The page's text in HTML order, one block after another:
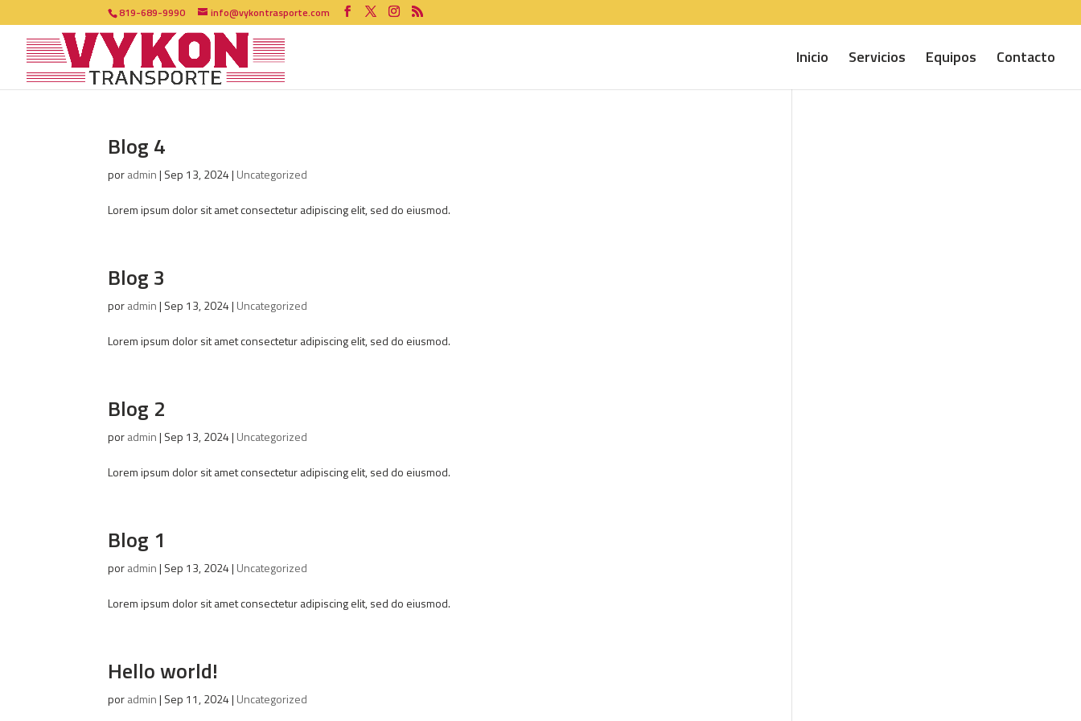
819-689-9990 info@vykontrasporte.com
Inicio Servicios Equipos Contacto
Blog 4
poradmin| Sep 13, 2024| Uncategorized
Lorem ipsum dolor sit amet consectetur adipiscing elit, sed do eiusmod.
Blog 3
poradmin| Sep 13, 2024| Uncategorized
Lorem ipsum dolor sit amet consectetur adipiscing elit, sed do eiusmod.
Blog 2
poradmin| Sep 13, 2024| Uncategorized
Lorem ipsum dolor sit amet consectetur adipiscing elit, sed do eiusmod.
Blog 1
poradmin| Sep 13, 2024| Uncategorized
Lorem ipsum dolor sit amet consectetur adipiscing elit, sed do eiusmod.
Hello world!
poradmin| Sep 11, 2024| Uncategorized